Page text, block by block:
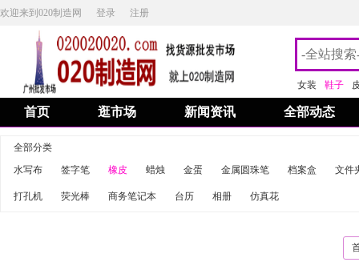
欢迎来到020制造网 登录 注册
女装 鞋子
首页 逛市场 新闻资讯 全部动态
全部分类
水写布
签字笔 橡皮 蜡烛 金蛋 金属圆珠笔 档案盒 文件
打孔机 荧光棒 商务笔记本 台历 相册 仿真花